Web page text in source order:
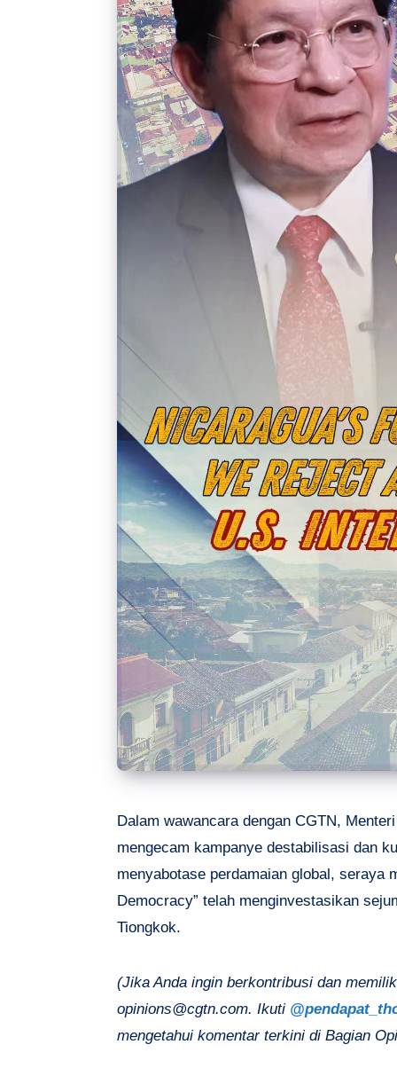
Dalam wawancara dengan CGTN,
mengecam kampanye destabilisasi dan
menyabotase perdamaian global, seraya
Democracy” telah menginvestasikan
Tiongkok.
(Jika Anda ingin berkontribusi dan
opinions@cgtn.com. Ikuti
mengetahui komentar terkini di Bagian